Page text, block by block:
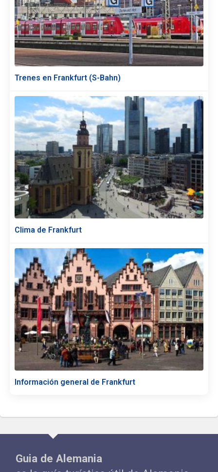
Trenes en Frankfurt (S-Bahn)
Clima de Frankfurt
Información general de Frankfurt
Guia de Alemania